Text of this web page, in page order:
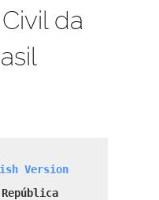
da
Version